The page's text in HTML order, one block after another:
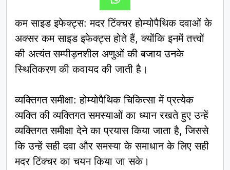
कम साइड इफेक्ट्स: मदर टिंक्चर होम्योपैथिक दवाओं के
अक्सर कम साइड इफेक्ट्स होते हैं, क्योंकि इनमें तत्त्वों
की अत्यंत सम्पीड़नशील अणुओं की बजाय उनके
स्थितिकरण की कवायद की जाती है।
व्यक्तिगत समीक्षा: होम्योपैथिक चिकित्सा में प्रत्येक
व्यक्ति की व्यक्तिगत समस्याओं का ध्यान रखते हुए उन्हें
व्यक्तिगत समीक्षा देने का प्रयास किया जाता है, जिससे
कि उन्हें सही दवा और समस्या के समाधान के लिए सही
मदर टिंक्चर का चयन किया जा सके।